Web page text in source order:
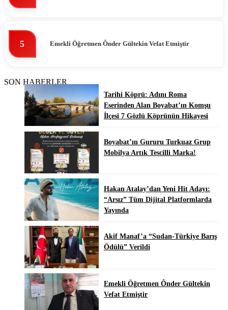
5 Emekli Öğretmen Ônder Gültekin Vefat Etmiştir
SON HABERLER
Tarihi Köprü: Adını Roma
Eserinden Alan Boyabat’ın Komşu
İlçesi 7 Gözlü Köprünün Hikayesi
Boyabat’ın Gururu Turkuaz Grup
Mobilya Artık Tescilli Marka!
Hakan Atalay’dan Yeni Hit Adayı:
“Arsız” Tüm Dijital Platformlarda
Yayında
Akif Manaf’a “Sudan-Türkiye Barış
Ödülü” Verildi
Emekli Öğretmen Ônder Gültekin
Vefat Etmiştir